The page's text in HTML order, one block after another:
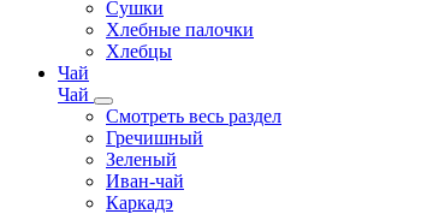
Сушки
Хлебные палочки
Хлебцы
Чай
Чай
Смотреть весь раздел
Гречишный
Зеленый
Иван-чай
Каркадэ